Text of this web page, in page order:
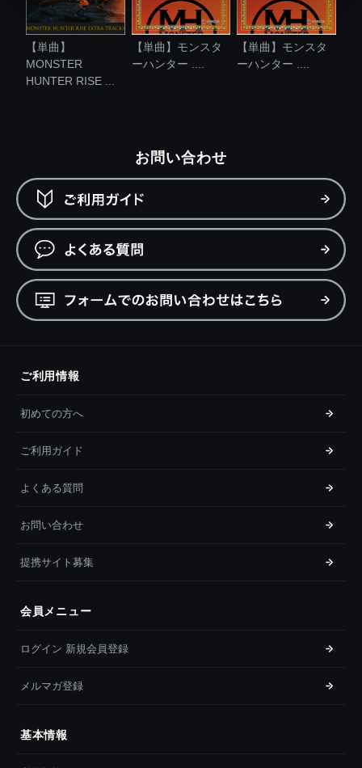
【単曲】
MONSTER
HUNTER RISE ...
【単曲】モンスタ
ーハンター ....
【単曲】モンスタ
ーハンター ....
お問い合わせ
ご利用情報
初めての方へ
ご利用ガイド
よくある質問
お問い合わせ
提携サイト募集
会員メニュー
ログイン 新規会員登録
メルマガ登録
基本情報